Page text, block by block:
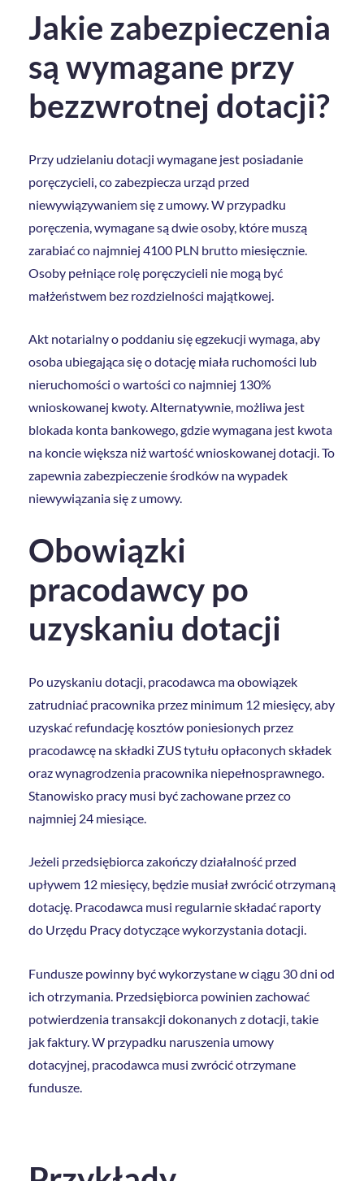
Jakie zabezpieczenia
są wymagane przy
bezzwrotnej dotacji?
Przy udzielaniu dotacji wymagane jest posiadanie
poręczycieli, co zabezpiecza urząd przed
niewywiązywaniem się z umowy. W przypadku
poręczenia, wymagane są dwie osoby, które muszą
zarabiać co najmniej 4100 PLN brutto miesięcznie.
Osoby pełniące rolę poręczycieli nie mogą być
małżeństwem bez rozdzielności majątkowej.
Akt notarialny o poddaniu się egzekucji wymaga, aby
osoba ubiegająca się o dotację miała ruchomości lub
nieruchomości o wartości co najmniej 130%
wnioskowanej kwoty. Alternatywnie, możliwa jest
blokada konta bankowego, gdzie wymagana jest kwota
na koncie większa niż wartość wnioskowanej dotacji. To
zapewnia zabezpieczenie środków na wypadek
niewywiązania się z umowy.
Obowiązki
pracodawcy po
uzyskaniu dotacji
Po uzyskaniu dotacji, pracodawca ma obowiązek
zatrudniać pracownika przez minimum 12 miesięcy, aby
uzyskać refundację kosztów poniesionych przez
pracodawcę na składki ZUS tytułu opłaconych składek
oraz wynagrodzenia pracownika niepełnosprawnego.
Stanowisko pracy musi być zachowane przez co
najmniej 24 miesiące.
Jeżeli przedsiębiorca zakończy działalność przed
upływem 12 miesięcy, będzie musiał zwrócić otrzymaną
dotację. Pracodawca musi regularnie składać raporty
do Urzędu Pracy dotyczące wykorzystania dotacji.
Fundusze powinny być wykorzystane w ciągu 30 dni od
ich otrzymania. Przedsiębiorca powinien zachować
potwierdzenia transakcji dokonanych z dotacji, takie
jak faktury. W przypadku naruszenia umowy
dotacyjnej, pracodawca musi zwrócić otrzymane
fundusze.